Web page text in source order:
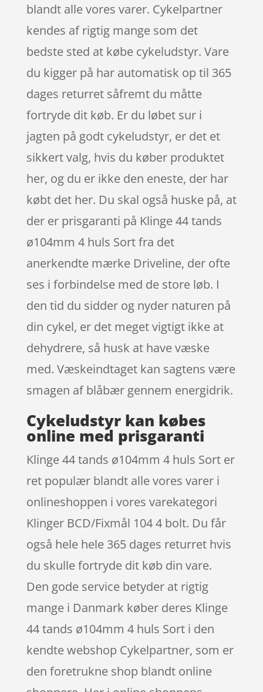
blandt alle vores varer. Cykelpartner
kendes af rigtig mange som det
bedste sted at købe cykeludstyr. Vare
du kigger på har automatisk op til 365
dages returret såfremt du måtte
fortryde dit køb. Er du løbet sur i
jagten på godt cykeludstyr, er det et
sikkert valg, hvis du køber produktet
her, og du er ikke den eneste, der har
købt det her. Du skal også huske på, at
der er prisgaranti på Klinge 44 tands
ø104mm 4 huls Sort fra det
anerkendte mærke Driveline, der ofte
ses i forbindelse med de store løb. I
den tid du sidder og nyder naturen på
din cykel, er det meget vigtigt ikke at
dehydrere, så husk at have væske
med. Væskeindtaget kan sagtens være
smagen af blåbær gennem energidrik.
Cykeludstyr kan købes
online med prisgaranti
Klinge 44 tands ø104mm 4 huls Sort er
ret populær blandt alle vores varer i
onlineshoppen i vores varekategori
Klinger BCD/Fixmål 104 4 bolt. Du får
også hele hele 365 dages returret hvis
du skulle fortryde dit køb din vare.
Den gode service betyder at rigtig
mange i Danmark køber deres Klinge
44 tands ø104mm 4 huls Sort i den
kendte webshop Cykelpartner, som er
den foretrukne shop blandt online